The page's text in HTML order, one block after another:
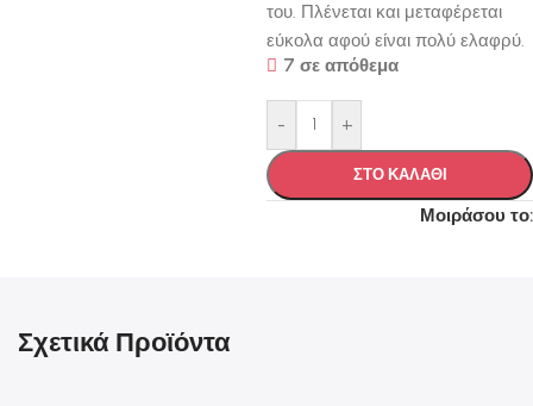
του. Πλένεται και μεταφέρεται
εύκολα αφού είναι πολύ ελαφρύ.
7 σε απόθεμα
- +
ΣΤΟ ΚΑΛΑΘΙ
Μοιράσου το:
Σχετικά Προϊόντα